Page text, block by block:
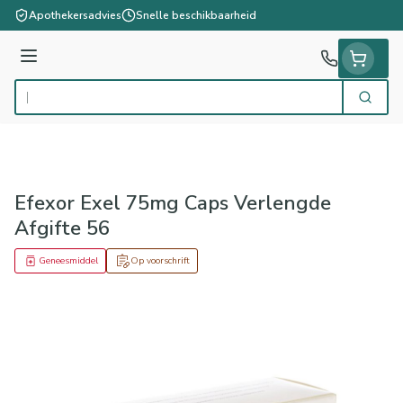
Ga naar de inhoud
Apothekersadvies Snelle beschikbaarheid
Menu
Product, merk, categorie... Zoek
Efexor Exel 75mg Caps Verlengde
Afgifte 56
Op voorschrift
Geneesmiddel